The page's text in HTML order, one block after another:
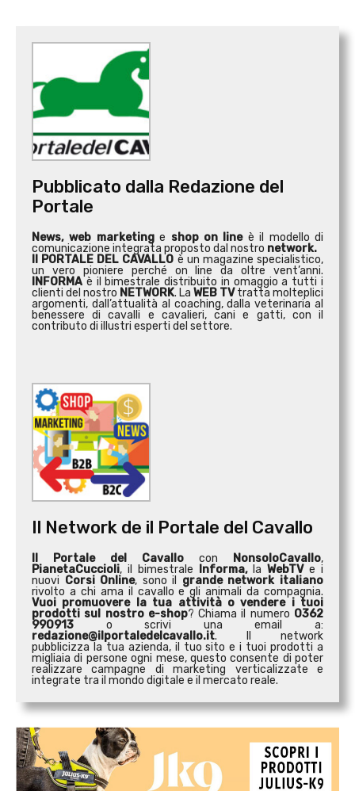
Pubblicato dalla Redazione del
Portale
News, web marketinge shop on line è il modello di
comunicazione integrata proposto dal nostro network.
Il PORTALE DEL CAVALLO è un magazine specialistico,
un vero pioniere perché on line da oltre vent’anni.
INFORMA è il bimestrale distribuito in omaggio a tutti i
clienti del nostro NETWORK. La WEB TVtratta molteplici
argomenti, dall’attualità al coaching, dalla veterinaria al
benessere di cavalli e cavalieri, cani e gatti, con il
contributo di illustri esperti del settore.
Il Network de il Portale del Cavallo
Il Portale del Cavallo con NonsoloCavallo,
PianetaCuccioli, il bimestrale Informa,laWebTVe i
nuovi Corsi Online, sono il grande network italiano
rivolto a chi ama il cavallo e gli animali da compagnia.
Vuoi promuovere la tua attività ovendere i tuoi
prodotti sul nostro e-shop? Chiama il numero 0362
990913 o scrivi una email a:
redazione@ilportaledelcavallo.it. Il network
pubblicizza la tua azienda, il tuo sito e i tuoi prodotti a
migliaia di persone ogni mese, questo consente di poter
realizzare campagne di marketing verticalizzate e
integrate tra il mondo digitale e il mercato reale.